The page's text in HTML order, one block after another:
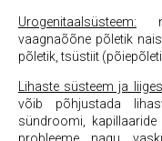
Urogenitaalsüsteem:
vaagnaõõne põletik
põletik, tsüstiit
Lihaste süsteem ja
võib põhjustada
sündroomi,